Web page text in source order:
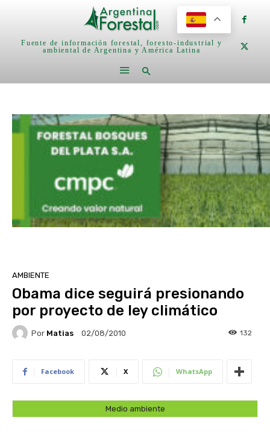
Fuente de información forestal, foresto-industrial y
ambiental de Argentina y América Latina
AMBIENTE
Obama dice seguirá presionando
por proyecto de ley climático
Por Matias 02/08/2010 132
Facebook X WhatsApp
Medio ambiente